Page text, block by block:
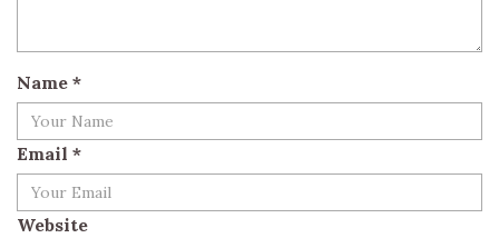
Name *
Email *
Website